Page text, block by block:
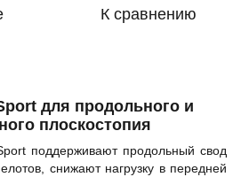
К сравнению
для продольного и
плоскостопия
поддерживают продольный свод
снижают нагрузку в передней